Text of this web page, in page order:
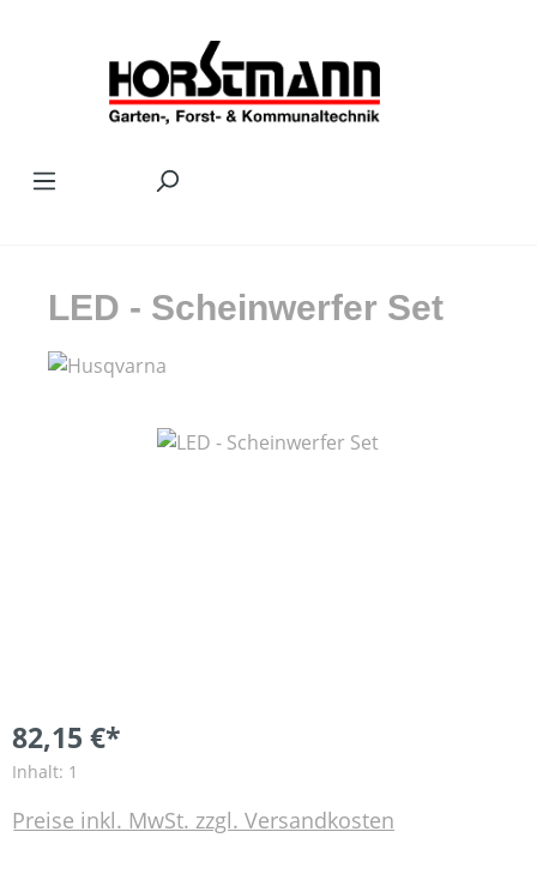
LED - Scheinwerfer Set
Bildergalerie überspringen
82,15 €*
Inhalt: 1
Preise inkl. MwSt. zzgl. Versandkosten